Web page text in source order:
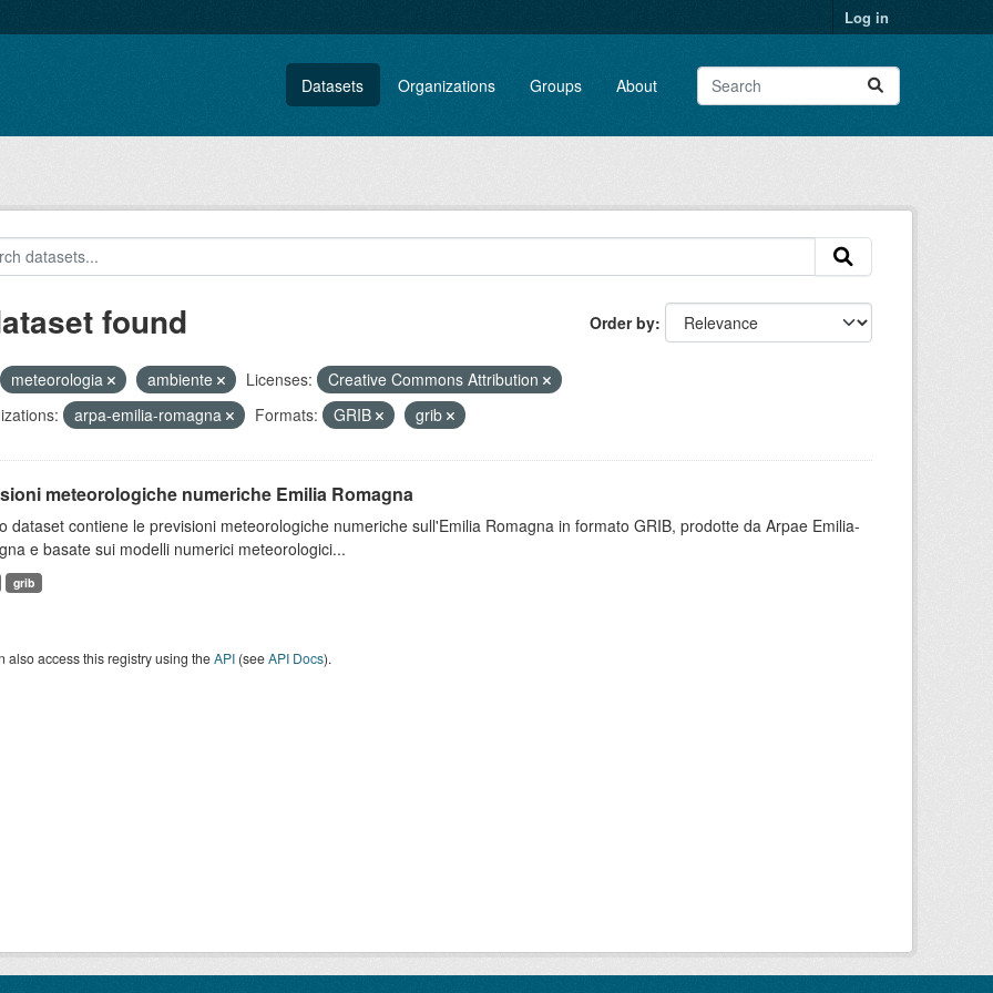
Log in
Datasets Organizations Groups About
Order by
found
meteorologia ambiente Licenses:
Creative Commons Attribution
arpa-emilia-romagna Formats: GRIB grib
meteorologiche numeriche Emilia Romagna
dataset contiene le previsioni meteorologiche numeriche sull'Emilia Romagna in formato GRIB, prodotte da Arpae Emilia-
e basate sui modelli numerici meteorologici...
grib
also access this registry using theAPI(seeAPI Docs).